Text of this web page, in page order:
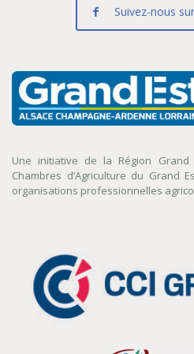
Suivez-nous
Une initiative de la Région
Chambres d’Agriculture du Grand
organisations professionnelles